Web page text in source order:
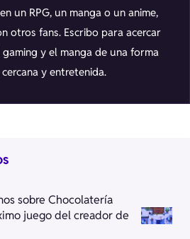
un RPG, un manga o un anime,
otros fans. Escribo para acercar
y el manga de una forma
y entretenida.
sobre Chocolatería
juego del creador de